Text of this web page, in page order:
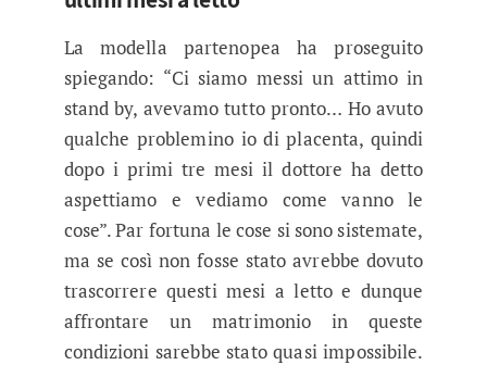
La modella partenopea ha proseguito
spiegando: “Ci siamo messi un attimo in
stand by, avevamo tutto pronto… Ho avuto
qualche problemino io di placenta, quindi
dopo i primi tre mesi il dottore ha detto
aspettiamo e vediamo come vanno le
cose”. Par fortuna le cose si sono sistemate,
ma se così non fosse stato avrebbe dovuto
trascorrere questi mesi a letto e dunque
affrontare un matrimonio in queste
condizioni sarebbe stato quasi impossibile.